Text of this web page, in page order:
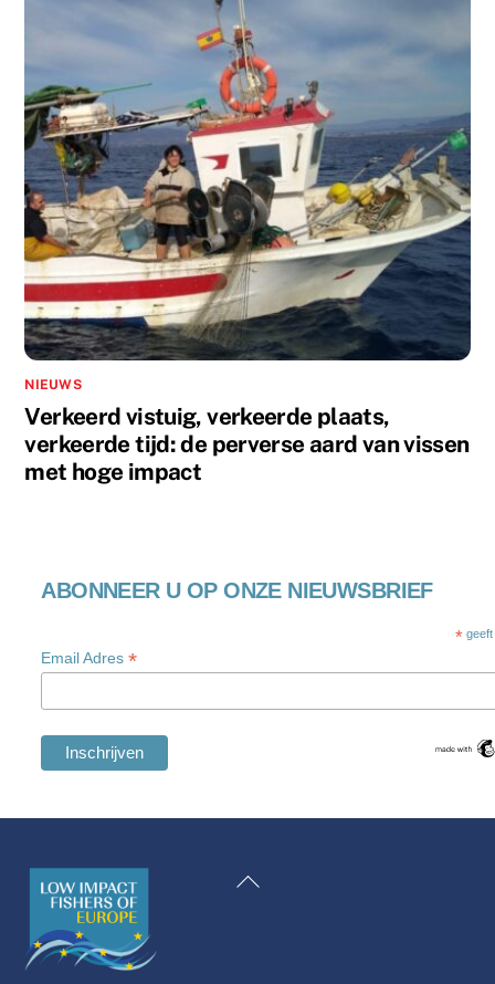
NIEUWS
Verkeerd vistuig, verkeerde plaats,
verkeerde tijd: de perverse aard van vissen
met hoge impact
ABONNEER U OP ONZE NIEUWSBRIEF
*
Email Adres*
Terug
Swedish